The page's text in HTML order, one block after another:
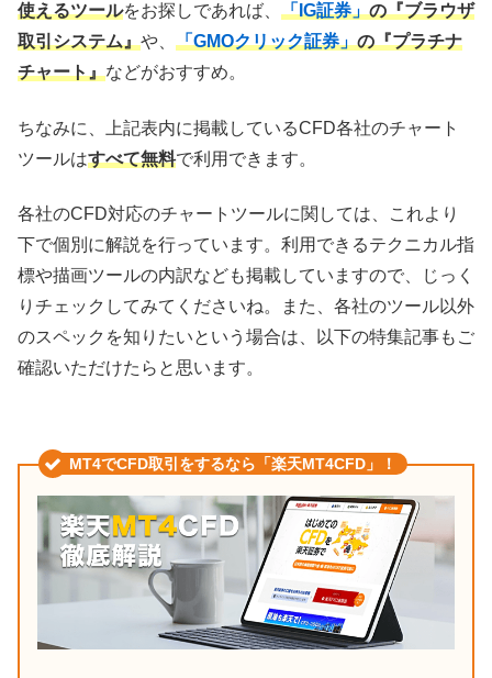
使えるツールをお探しであれば、 「IG証券」の『ブラウザ
取引システム』や、 「GMOクリック証券」の『プラチナ
チャート』などがおすすめ。
ちなみに、上記表内に掲載しているCFD各社のチャート
ツールはすべて無料で利用できます。
各社のCFD対応のチャートツールに関しては、これより
下で個別に解説を行っています。利用できるテクニカル指
標や描画ツールの内訳なども掲載していますので、じっく
りチェックしてみてくださいね。また、各社のツール以外
のスペックを知りたいという場合は、以下の特集記事もご
確認いただけたらと思います。
MT4でCFD取引をするなら「楽天MT4CFD」！